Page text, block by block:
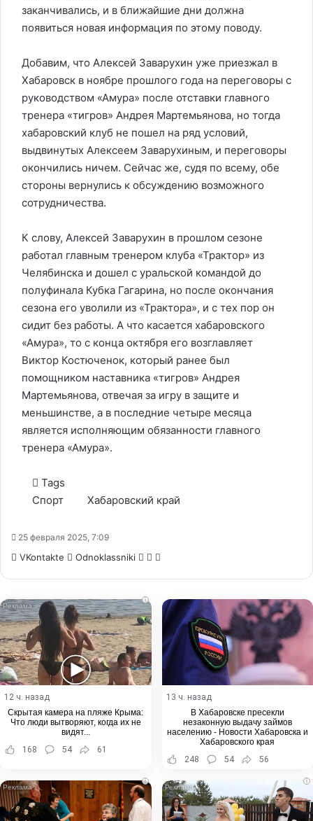
заканчивались, и в ближайшие дни должна
появиться новая информация по этому поводу.
Добавим, что Алексей Заварухин уже приезжал в
Хабаровск в ноябре прошлого года на переговоры с
руководством «Амура» после отставки главного
тренера «тигров» Андрея Мартемьянова, но тогда
хабаровский клуб не пошел на ряд условий,
выдвинутых Алексеем Заварухиным, и переговоры
окончились ничем. Сейчас же, судя по всему, обе
стороны вернулись к обсуждению возможного
сотрудничества.
К слову, Алексей Заварухин в прошлом сезоне
работал главным тренером клуба «Трактор» из
Челябинска и дошел с уральской командой до
полуфинала Кубка Гагарина, но после окончания
сезона его уволили из «Трактора», и с тех пор он
сидит без работы. А что касается хабаровского
«Амура», то с конца октября его возглавляет
Виктор Костюченок, который ранее был
помощником наставника «тигров» Андрея
Мартемьянова, отвечая за игру в защите и
меньшинстве, а в последние четыре месяца
является исполняющим обязанности главного
тренера «Амура».
Tags
Спорт
Хабаровский край
25 февраля 2025, 7:09
VKontakte Odnoklassniki WhatsApp
Telegram
i
12 ч. назад
Скрытая камера на пляже Крыма:
Что люди вытворяют, когда их не
видят...
168
54 61
13 ч. назад
В Хабаровске пресекли
незаконную выдачу займов
населению - Новости Хабаровска и
Хабаровского края
248
54 56
i i